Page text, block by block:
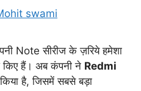
swami
Note सीरीज के ज़रिये हमेशा
किए हैं। अब कंपनी ने Redmi
है, जिसमें सबसे बड़ा